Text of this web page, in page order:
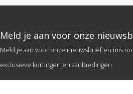
Meld je aan voor onze
Meld je aan voor onze nieuwsbrief en mis
exclusieve kortingen en aanbiedingen.